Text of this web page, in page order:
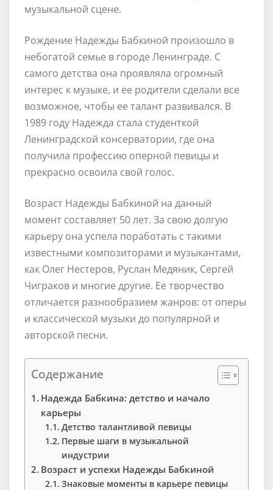
музыкальной сцене.
Рождение Надежды Бабкиной произошло в
небогатой семье в городе Ленинграде. С
самого детства она проявляла огромный
интерес к музыке, и ее родители сделали все
возможное, чтобы ее талант развивался. В
1989 году Надежда стала студенткой
Ленинградской консерватории, где она
получила профессию оперной певицы и
прекрасно освоила свой голос.
Возраст Надежды Бабкиной на данный
момент составляет 50 лет. За свою долгую
карьеру она успела поработать с такими
известными композиторами и музыкантами,
как Олег Нестеров, Руслан Медяник, Сергей
Чиграков и многие другие. Ее творчество
отличается разнообразием жанров: от оперы
и классической музыки до популярной и
авторской песни.
Содержание
Надежда Бабкина: детство и начало
карьеры
Детство талантливой певицы
Первые шаги в музыкальной
индустрии
Возраст и успехи Надежды Бабкиной
Знаковые моменты в карьере певицы